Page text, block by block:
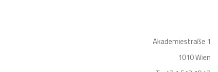
Akademiestraße 1
1010 Wien